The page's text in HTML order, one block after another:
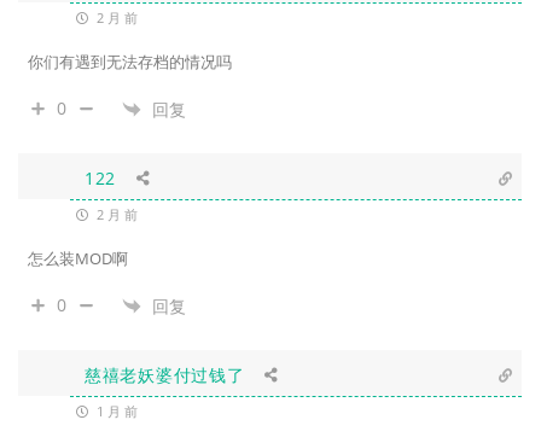
2 月 前
你们有遇到无法存档的情况吗
0 回复
122
2 月 前
怎么装MOD啊
0 回复
慈禧老妖婆付过钱了
1 月 前